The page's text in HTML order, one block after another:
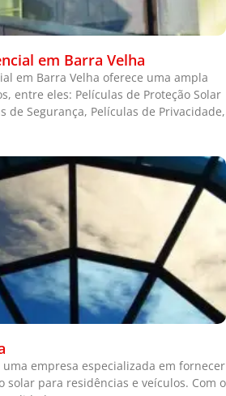
em Barra Velha
em Barra Velha oferece uma ampla
entre eles: Películas de Proteção Solar
de Segurança, Películas de Privacidade,
empresa especializada em fornecer
solar para residências e veículos. Com o